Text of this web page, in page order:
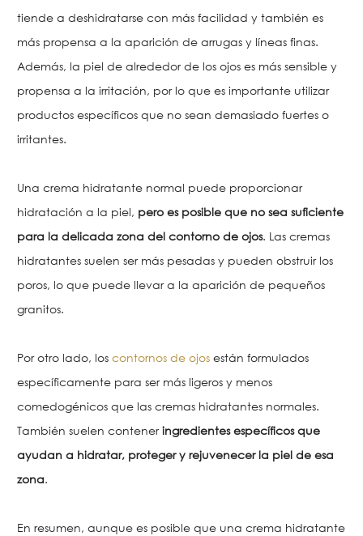
tiende a deshidratarse con más facilidad y también es
más propensa a la aparición de arrugas y líneas finas.
Además, la piel de alrededor de los ojos es más sensible y
propensa a la irritación, por lo que es importante utilizar
productos específicos que no sean demasiado fuertes o
irritantes.
Una crema hidratante normal puede proporcionar
hidratación a la piel, pero es posible que no sea suficiente
para la delicada zona del contorno de ojos. Las cremas
hidratantes suelen ser más pesadas y pueden obstruir los
poros, lo que puede llevar a la aparición de pequeños
granitos.
Por otro lado, los contornos de ojosestán formulados
específicamente para ser más ligeros y menos
comedogénicos que las cremas hidratantes normales.
También suelen conteneringredientes específicos que
ayudan a hidratar, proteger y rejuvenecer la piel de esa
zona.
En resumen, aunque es posible que una crema hidratante